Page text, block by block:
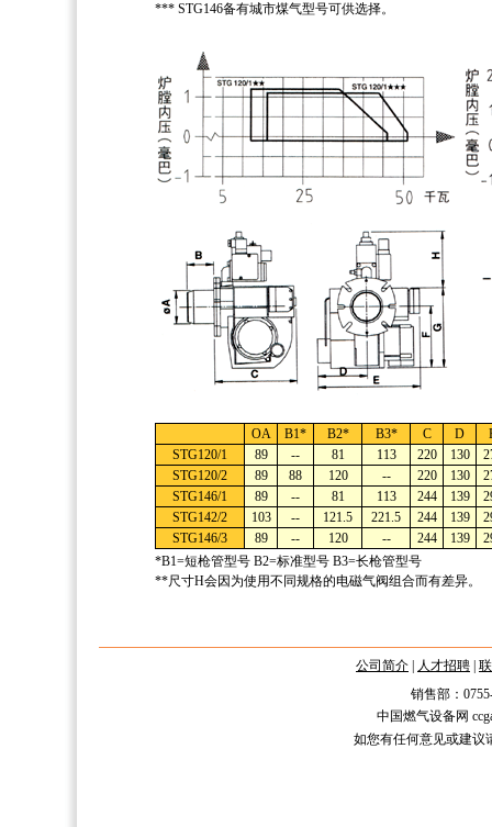
*** STG146备有城市煤气型号可供选择。
OA B1* B2* B3* C D
STG120/1
89 -- 81 113 220 130
STG120/2
89 88 120 -- 220 130
STG146/1
89 -- 81 113 244 139
STG142/2
103 -- 121.5 221.5 244 139
STG146/3
89 -- 120 -- 244 139
*B1=短枪管型号 B2=标准型号 B3=长枪管型号
**尺寸H会因为使用不同规格的电磁气阀组合而有差异。
公司简介 人才招聘
销售部：
中国燃气设备网
如您有任何意见或建议